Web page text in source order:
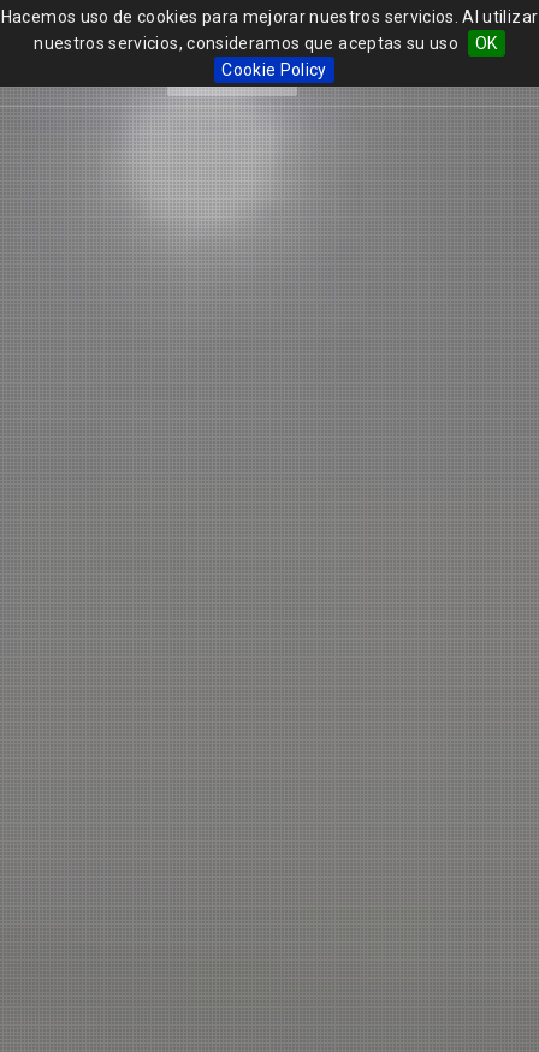
Hacemos uso de cookies para mejorar nuestros servicios. Al utilizar
nuestros servicios, consideramos que aceptas su uso
OK
Cookie Policy
FAMILY
FAMILY